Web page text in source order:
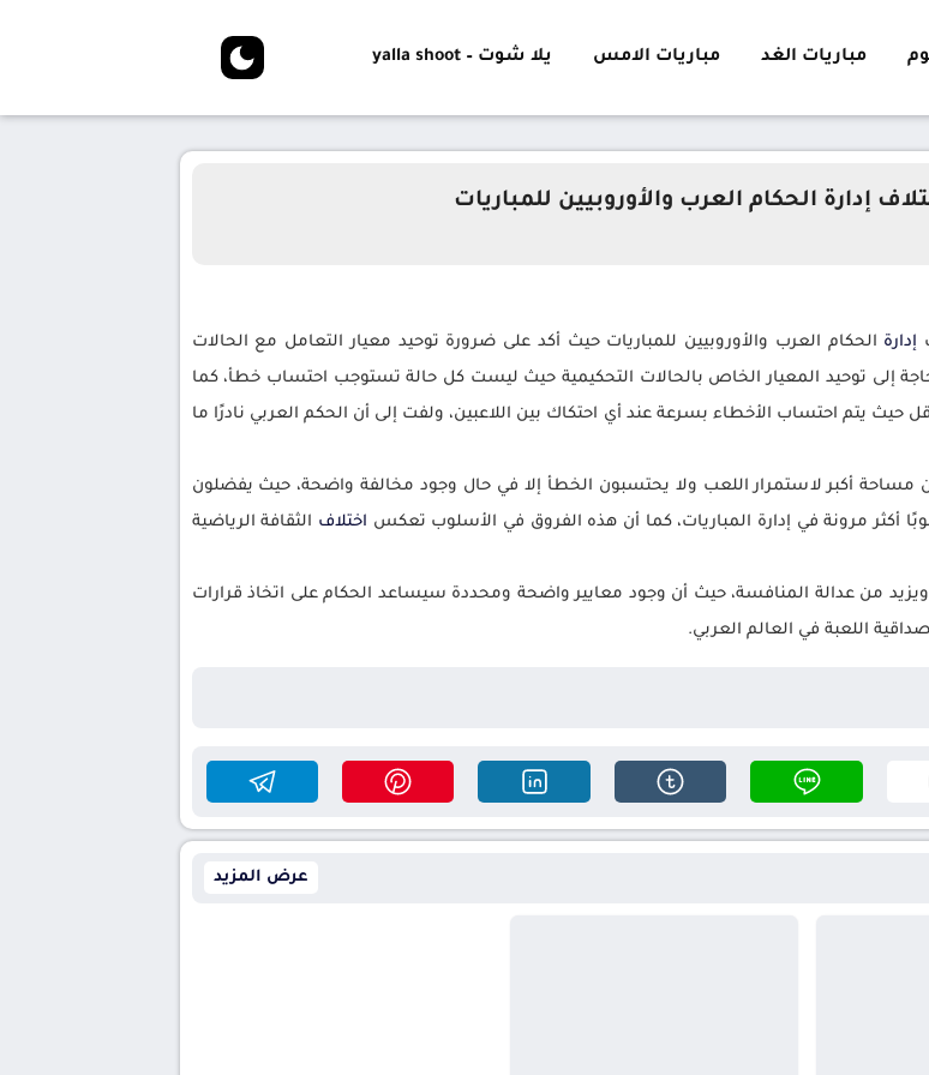
مباريات الغد مباريات الامس يلا شوت – yalla shoot
إدارة الحكام العرب والأوروبيين للمباريات
إدارة الحكام العرب والأوروبيين للمباريات حيث أكد على ضرورة توحيد معيار التعامل مع الحالات
إلى توحيد المعيار الخاص بالحالات التحكيمية حيث ليست كل حالة تستوجب احتساب خطأ، كما
حيث يتم احتساب الأخطاء بسرعة عند أي احتكاك بين اللاعبين، ولفت إلى أن الحكم العربي نادرًا ما
مساحة أكبر لاستمرار اللعب ولا يحتسبون الخطأ إلا في حال وجود مخالفة واضحة، حيث يفضلون
أكثر مرونة في إدارة المباريات، كما أن هذه الفروق في الأسلوب تعكس اختلاف الثقافة الرياضية
من عدالة المنافسة، حيث أن وجود معايير واضحة ومحددة سيساعد الحكام على اتخاذ قرارات
اللعبة في العالم العربي.
عرض المزيد